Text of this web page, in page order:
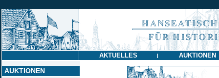
AKTUELLES | AUKTIONEN
AUKTIONEN